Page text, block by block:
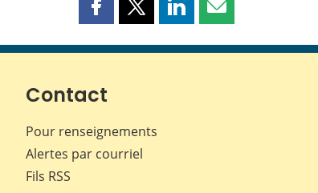
Partager
page
Facebook
Partager
page
Partager
page
Partager
page
Contact
Pour renseignements
Alertes par courriel
Fils RSS